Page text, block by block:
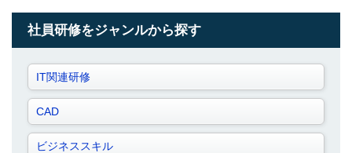
社員研修をジャンルから探す
IT関連研修
CAD
ビジネススキル